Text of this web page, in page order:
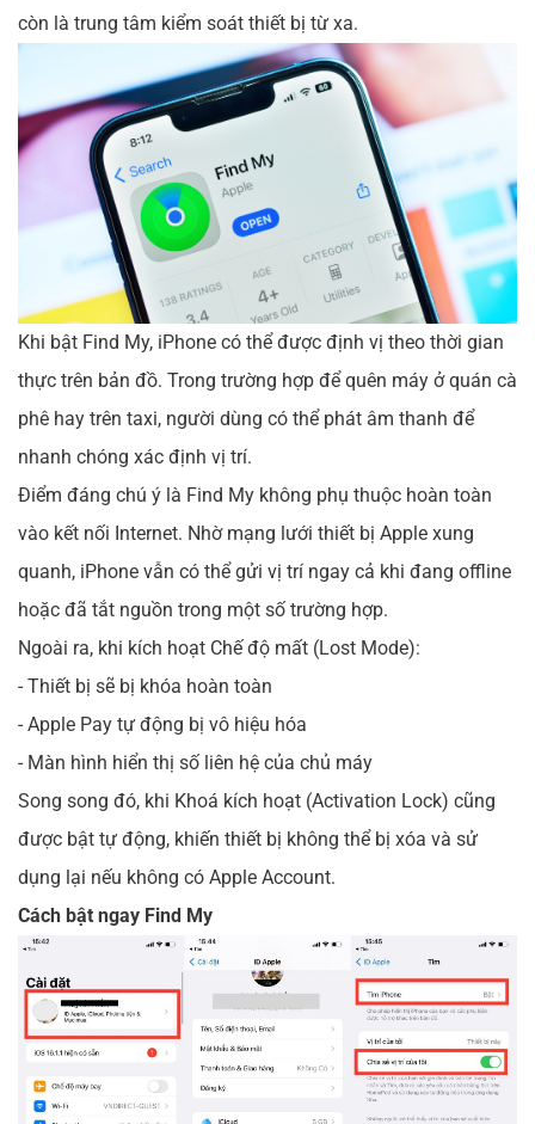
còn là trung tâm kiểm soát thiết bị từ xa.
Khi bật Find My, iPhone có thể được định vị theo thời gian
thực trên bản đồ. Trong trường hợp để quên máy ở quán cà
phê hay trên taxi, người dùng có thể phát âm thanh để
nhanh chóng xác định vị trí.
Điểm đáng chú ý là Find My không phụ thuộc hoàn toàn
vào kết nối Internet. Nhờ mạng lưới thiết bị Apple xung
quanh, iPhone vẫn có thể gửi vị trí ngay cả khi đang offline
hoặc đã tắt nguồn trong một số trường hợp.
Ngoài ra, khi kích hoạt Chế độ mất (Lost Mode):
- Thiết bị sẽ bị khóa hoàn toàn
- Apple Pay tự động bị vô hiệu hóa
- Màn hình hiển thị số liên hệ của chủ máy
Song song đó, khi Khoá kích hoạt (Activation Lock) cũng
được bật tự động, khiến thiết bị không thể bị xóa và sử
dụng lại nếu không có Apple Account.
Cách bật ngay Find My